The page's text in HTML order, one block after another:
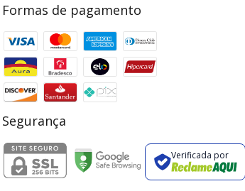
Formas de pagamento
Segurança
Verificada por